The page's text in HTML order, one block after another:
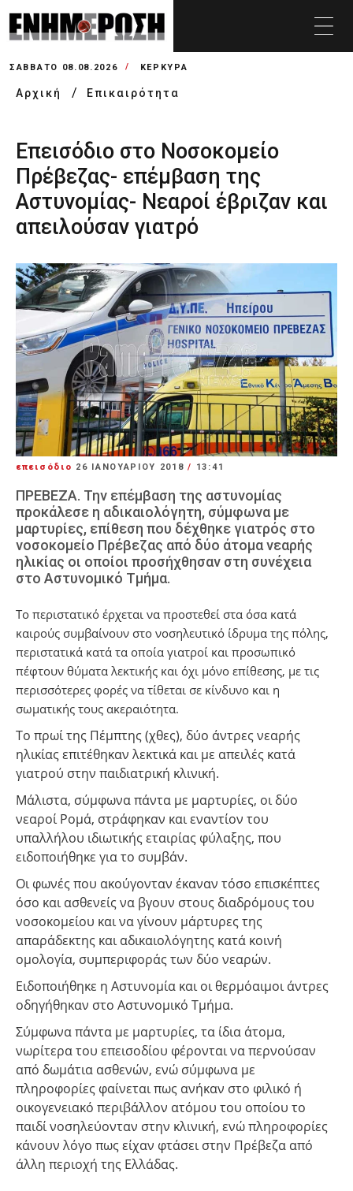
ΣΆΒΒΑΤΟ 08.08.2026 ΚΕΡΚΥΡΑ
Αρχική Επικαιρότητα
Επεισόδιο στο Νοσοκομείο
Πρέβεζας- επέμβαση της
Αστυνομίας- Νεαροί έβριζαν και
απειλούσαν γιατρό
επεισόδιο 26 ΙΑΝΟΥΑΡΊΟΥ 2018/ 13:41
ΠΡΕΒΕΖΑ. Την επέμβαση της αστυνομίας
προκάλεσε η αδικαιολόγητη, σύμφωνα με
μαρτυρίες, επίθεση που δέχθηκε γιατρός στο
νοσοκομείο Πρέβεζας από δύο άτομα νεαρής
ηλικίας οι οποίοι προσήχθησαν στη συνέχεια
στο Αστυνομικό Τμήμα.
Το περιστατικό έρχεται να προστεθεί στα όσα κατά
καιρούς συμβαίνουν στο νοσηλευτικό ίδρυμα της πόλης,
περιστατικά κατά τα οποία γιατροί και προσωπικό
πέφτουν θύματα λεκτικής και όχι μόνο επίθεσης, με τις
περισσότερες φορές να τίθεται σε κίνδυνο και η
σωματικής τους ακεραιότητα.
Το πρωί της Πέμπτης (χθες), δύο άντρες νεαρής
ηλικίας επιτέθηκαν λεκτικά και με απειλές κατά
γιατρού στην παιδιατρική κλινική.
Μάλιστα, σύμφωνα πάντα με μαρτυρίες, οι δύο
νεαροί Ρομά, στράφηκαν και εναντίον του
υπαλλήλου ιδιωτικής εταιρίας φύλαξης, που
ειδοποιήθηκε για το συμβάν.
Οι φωνές που ακούγονταν έκαναν τόσο επισκέπτες
όσο και ασθενείς να βγουν στους διαδρόμους του
νοσοκομείου και να γίνουν μάρτυρες της
απαράδεκτης και αδικαιολόγητης κατά κοινή
ομολογία, συμπεριφοράς των δύο νεαρών.
Ειδοποιήθηκε η Αστυνομία και οι θερμόαιμοι άντρες
οδηγήθηκαν στο Αστυνομικό Τμήμα.
Σύμφωνα πάντα με μαρτυρίες, τα ίδια άτομα,
νωρίτερα του επεισοδίου φέρονται να περνούσαν
από δωμάτια ασθενών, ενώ σύμφωνα με
πληροφορίες φαίνεται πως ανήκαν στο φιλικό ή
οικογενειακό περιβάλλον ατόμου του οποίου το
παιδί νοσηλεύονταν στην κλινική, ενώ πληροφορίες
κάνουν λόγο πως είχαν φτάσει στην Πρέβεζα από
άλλη περιοχή της Ελλάδας.